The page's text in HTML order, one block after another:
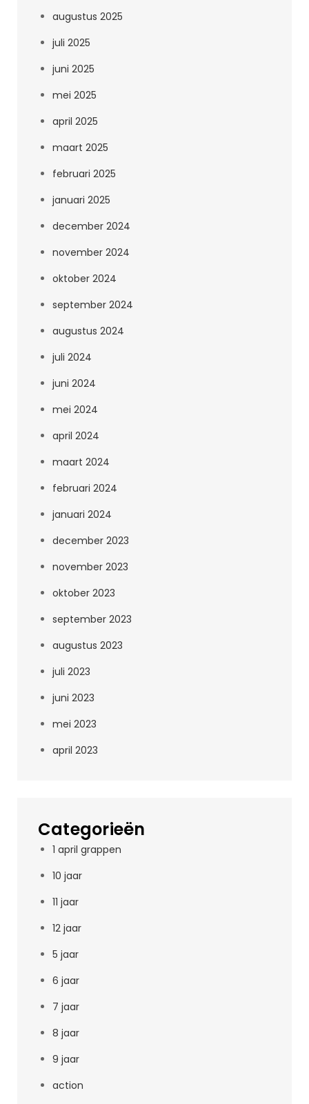
augustus 2025
juli 2025
juni 2025
mei 2025
april 2025
maart 2025
februari 2025
januari 2025
december 2024
november 2024
oktober 2024
september 2024
augustus 2024
juli 2024
juni 2024
mei 2024
april 2024
maart 2024
februari 2024
januari 2024
december 2023
november 2023
oktober 2023
september 2023
augustus 2023
juli 2023
juni 2023
mei 2023
april 2023
Categorieën
1 april grappen
10 jaar
11 jaar
12 jaar
5 jaar
6 jaar
7 jaar
8 jaar
9 jaar
action